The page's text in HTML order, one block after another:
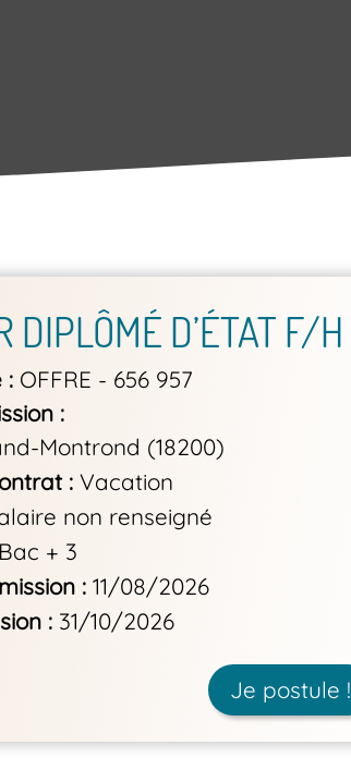
DIPLÔMÉ D’ÉTAT F/H
OFFRE - 656 957
Montrond (18200)
Vacation
non renseigné
Bac + 3
11/08/2026
31/10/2026
Je postule !